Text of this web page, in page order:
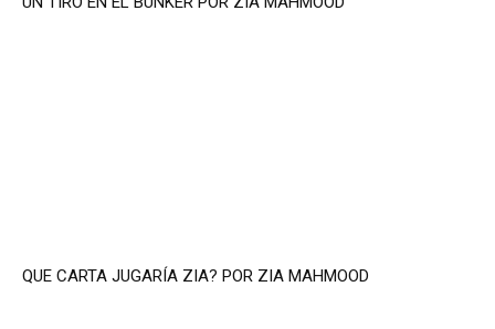
QUE CARTA JUGARÍA ZIA? POR ZIA MAHMOOD